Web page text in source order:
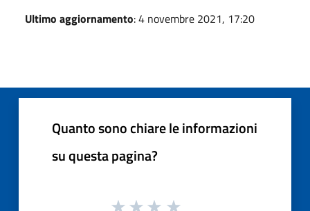
Ultimo aggiornamento: 4 novembre 2021, 17:20
Quanto sono chiare le informazioni
su questa pagina?